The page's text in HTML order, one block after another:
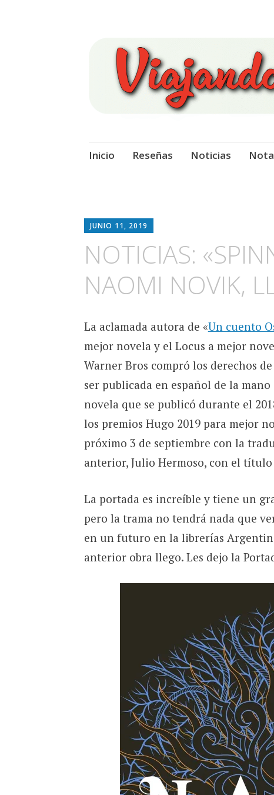
Viajando Sobre
Ir
Inicio Reseñas Noticias
JUNIO 11, 2019
NOTICIAS:
NAOMI NOVIK,
La aclamada autora de «Un cuento
mejor novela y el Locus a mejor
Warner Bros compró los derechos
ser publicada en español de la
novela que se publicó durante el
los premios Hugo 2019 para mejor
próximo 3 de septiembre con la
anterior, Julio Hermoso, con el
La portada es increíble y tiene un
pero la trama no tendrá nada que
en un futuro en la librerías
anterior obra llego. Les dejo la